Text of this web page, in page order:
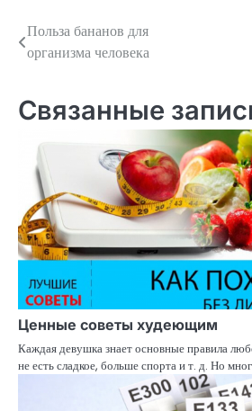
Навигация
по
записям
Польза бананов для
организма человека
Связанные
Ценные советы худеющим
Каждая девушка знает основные правила
не есть сладкое, больше спорта и т. д. Но